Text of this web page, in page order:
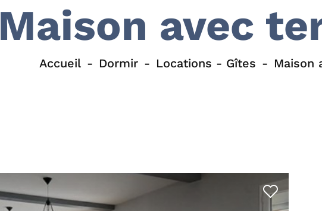
Maison avec
Accueil Dormir Locations - Gîtes Maison